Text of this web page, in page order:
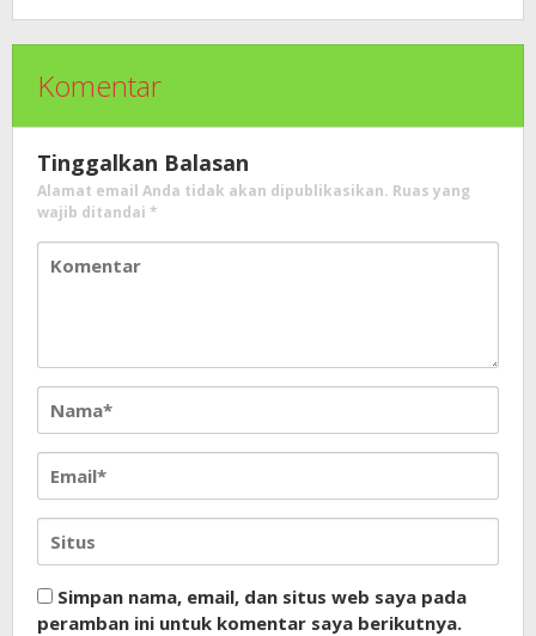
Komentar
Tinggalkan Balasan
Alamat email Anda tidak akan dipublikasikan. Ruas yang
wajib ditandai *
Simpan nama, email, dan situs web saya pada
peramban ini untuk komentar saya berikutnya.